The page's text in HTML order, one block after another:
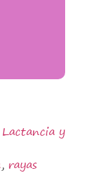
Lactancia y
, rayas